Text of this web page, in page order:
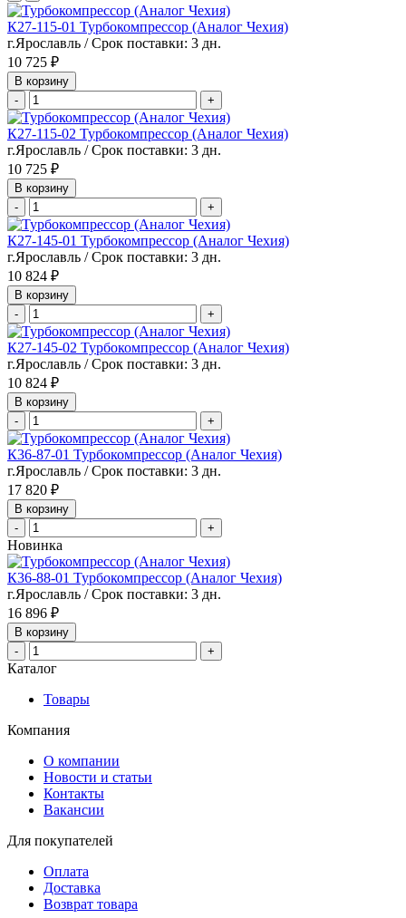
К27-115-01 Турбокомпрессор (Аналог Чехия)
г.Ярославль / Срок поставки: 3 дн.
10 725 ₽
В корзину
-
+
К27-115-02 Турбокомпрессор (Аналог Чехия)
г.Ярославль / Срок поставки: 3 дн.
10 725 ₽
В корзину
-
+
К27-145-01 Турбокомпрессор (Аналог Чехия)
г.Ярославль / Срок поставки: 3 дн.
10 824 ₽
В корзину
-
+
К27-145-02 Турбокомпрессор (Аналог Чехия)
г.Ярославль / Срок поставки: 3 дн.
10 824 ₽
В корзину
-
+
К36-87-01 Турбокомпрессор (Аналог Чехия)
г.Ярославль / Срок поставки: 3 дн.
17 820 ₽
В корзину
-
+
Новинка
К36-88-01 Турбокомпрессор (Аналог Чехия)
г.Ярославль / Срок поставки: 3 дн.
16 896 ₽
В корзину
-
+
Каталог
Товары
Компания
О компании
Новости и статьи
Контакты
Вакансии
Для покупателей
Оплата
Доставка
Возврат товара